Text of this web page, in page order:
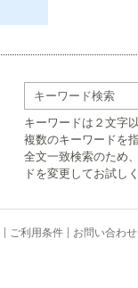
キーワードは２文字
複数のキーワードを
全文一致検索のため
ドを変更してお試し
ご利用条件 お問い合わせ